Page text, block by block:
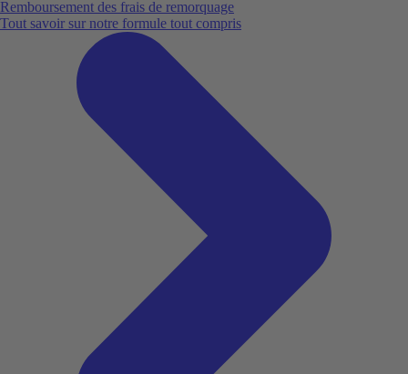
Remboursement des frais de remorquage
Tout savoir sur notre formule tout compris